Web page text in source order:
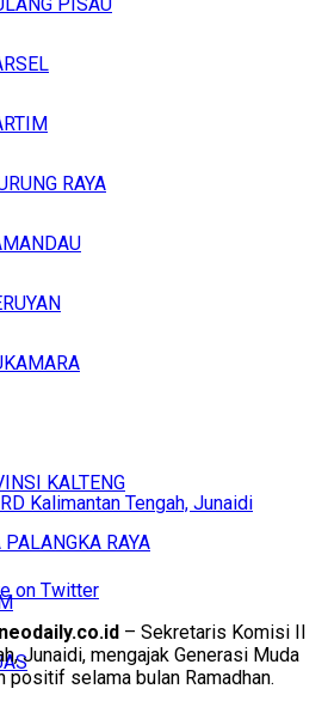
RAYA
KALTENG
RAYA
Kalimantan Tengah, Junaidi
on Twitter
– Sekretaris Komisi II
Junaidi, mengajak Generasi Muda
positif selama bulan Ramadhan.